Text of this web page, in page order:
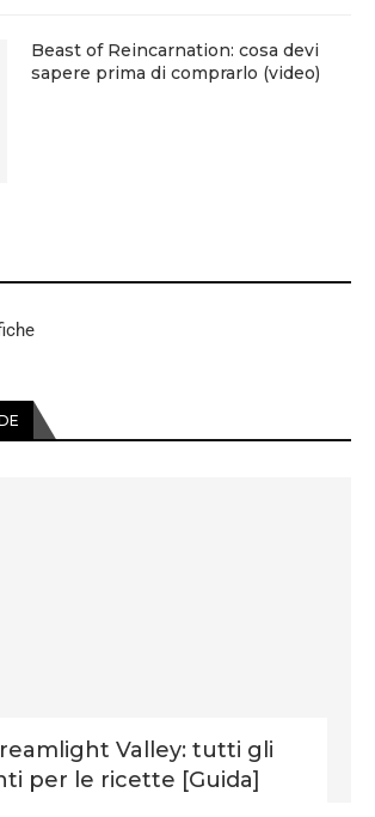
Beast of Reincarnation: cosa devi
sapere prima di comprarlo (video)
Valley: tutti gli
per le ricette [Guida]